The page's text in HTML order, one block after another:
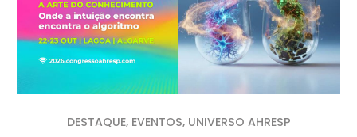
DESTAQUE, EVENTOS, UNIVERSO AHRESP